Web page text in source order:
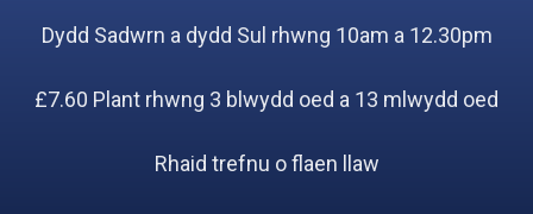
Dydd Sadwrn a dydd Sul rhwng 10am a 12.30pm
£7.60 Plant rhwng 3 blwydd oed a 13 mlwydd oed
Rhaid trefnu o flaen llaw